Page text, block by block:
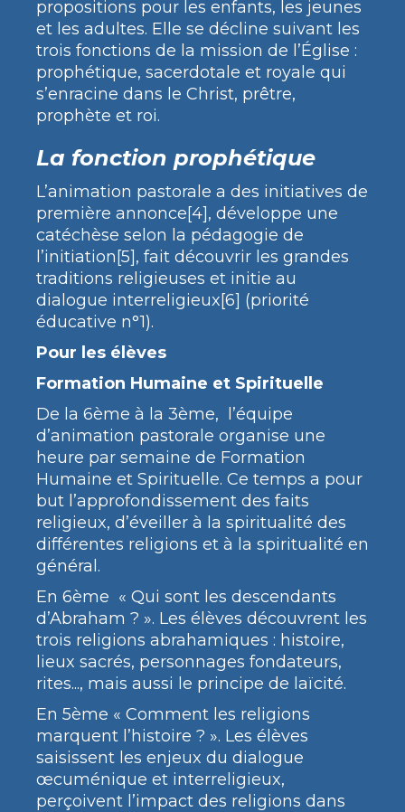
propositions pour les enfants, les jeunes
et les adultes. Elle se décline suivant les
trois fonctions de la mission de l’Église :
prophétique, sacerdotale et royale qui
s’enracine dans le Christ, prêtre,
prophète et roi.
La fonction prophétique
L’animation pastorale a des initiatives de
première annonce[4], développe une
catéchèse selon la pédagogie de
l’initiation[5], fait découvrir les grandes
traditions religieuses et initie au
dialogue interreligieux[6] (priorité
éducative n°1).
Pour les élèves
Formation Humaine et Spirituelle
De la 6ème à la 3ème, l’équipe
d’animation pastorale organise une
heure par semaine de Formation
Humaine et Spirituelle. Ce temps a pour
but l’approfondissement des faits
religieux, d’éveiller à la spiritualité des
différentes religions et à la spiritualité en
général.
En 6ème « Qui sont les descendants
d’Abraham ? ». Les élèves découvrent les
trois religions abrahamiques : histoire,
lieux sacrés, personnages fondateurs,
rites..., mais aussi le principe de laïcité.
En 5ème « Comment les religions
marquent l’histoire ? ». Les élèves
saisissent les enjeux du dialogue
œcuménique et interreligieux,
perçoivent l’impact des religions dans